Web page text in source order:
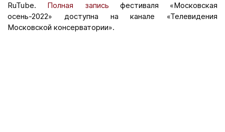
RuTube. Полная запись фестиваля «Московская
осень-2022» доступна на канале «Телевидения
Московской консерватории».